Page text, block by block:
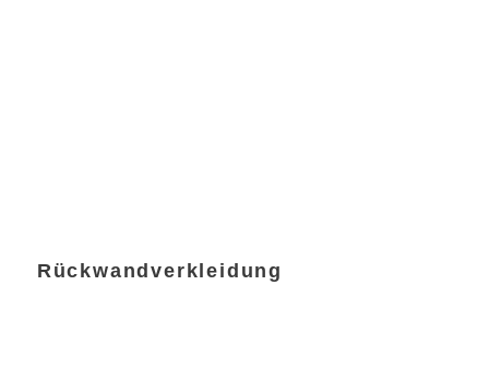
Rückwandverkleidung